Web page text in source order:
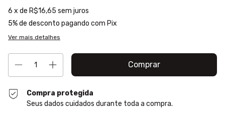
6 x de R$16,65 sem juros
5% de desconto pagando com Pix
Ver mais detalhes
Compra protegida
Seus dados cuidados durante toda a compra.